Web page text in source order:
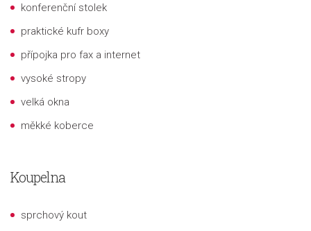
konferenční stolek
praktické kufr boxy
přípojka pro fax a internet
vysoké stropy
velká okna
měkké koberce
Koupelna
sprchový kout